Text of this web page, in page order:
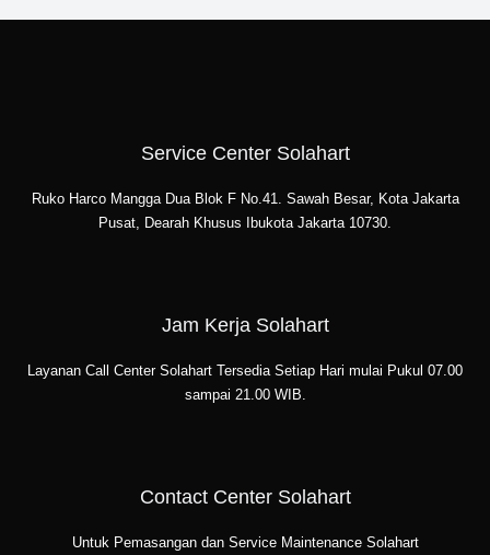
Service Center Solahart
Ruko Harco Mangga Dua Blok F No.41. Sawah Besar, Kota Jakarta
Pusat, Dearah Khusus Ibukota Jakarta 10730.
Jam Kerja Solahart
Layanan Call Center Solahart Tersedia Setiap Hari mulai Pukul 07.00
sampai 21.00 WIB.
Contact Center Solahart
Untuk Pemasangan dan Service Maintenance Solahart